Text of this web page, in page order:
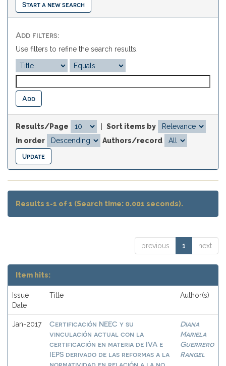
Start a new search
Add filters:
Use filters to refine the search results.
Results/Page
Sort items by
In order
Authors/record
Results 1-1 of 1 (Search time: 0.001 seconds).
previous 1 next
Item hits:
Issue
Date
Title Author(s)
Jan-2017
Certificación NEEC y su
vinculación actual con la
certificación en materia de IVA e
IEPS derivado de las reformas a la
normatividad en relación a la no
Diana
Mariela
Guerrero
Rangel